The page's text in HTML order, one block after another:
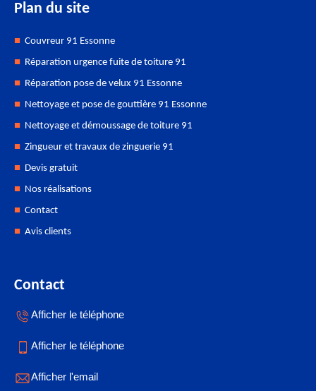
Plan du site
Couvreur 91 Essonne
Réparation urgence fuite de toiture 91
Réparation pose de velux 91 Essonne
Nettoyage et pose de gouttière 91 Essonne
Nettoyage et démoussage de toiture 91
Zingueur et travaux de zinguerie 91
Devis gratuit
Nos réalisations
Contact
Avis clients
Contact
Afficher le téléphone
Afficher le téléphone
Afficher l'email